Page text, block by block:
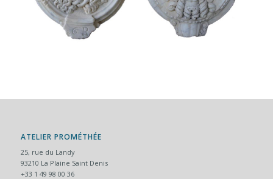
ATELIER PROMÉTHÉE
25, rue du Landy
93210 La Plaine Saint Denis
+33 1 49 98 00 36